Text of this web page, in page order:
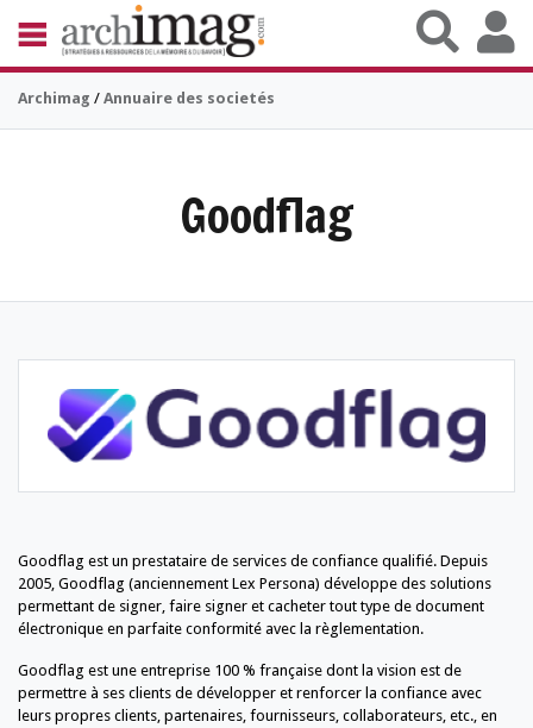
ARCHIVES PATRIMOINE
TRAVAIL COLLABORATIF
Archimag / Annuaire des societés
Goodflag
Goodflag est un prestataire de services de confiance qualifié. Depuis
2005, Goodflag (anciennement Lex Persona) développe des solutions
permettant de signer, faire signer et cacheter tout type de document
électronique en parfaite conformité avec la règlementation.
Goodflag est une entreprise 100 % française dont la vision est de
permettre à ses clients de développer et renforcer la confiance avec
leurs propres clients, partenaires, fournisseurs, collaborateurs, etc., en